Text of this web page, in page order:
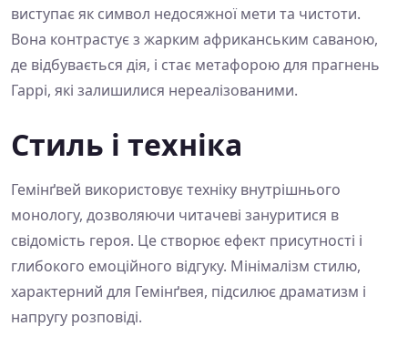
виступає як символ недосяжної мети та чистоти.
Вона контрастує з жарким африканським саваною,
де відбувається дія, і стає метафорою для прагнень
Гаррі, які залишилися нереалізованими.
Стиль і техніка
Гемінґвей використовує техніку внутрішнього
монологу, дозволяючи читачеві зануритися в
свідомість героя. Це створює ефект присутності і
глибокого емоційного відгуку. Мінімалізм стилю,
характерний для Гемінґвея, підсилює драматизм і
напругу розповіді.